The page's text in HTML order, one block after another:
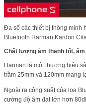
Đa số các thiết bị thông minh
Bluetooth Harman Kardon
Chất lượng âm thanh tốt,
Harman là một thương hiệu
trầm 25mm và 120mm mang
Ngoài ra công suất của loa
cường độ âm đạt lớn hơn